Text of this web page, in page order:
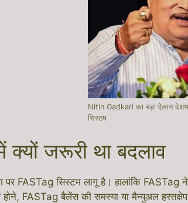
Nitin Gadkari का बड़ा ऐलान
सिस्टम
क्यों जरूरी था बदलाव
पर FASTag सिस्टम लागू है। हालांकि
FASTag बैलेंस की समस्या या मैन्युअल हस्तक्षेप